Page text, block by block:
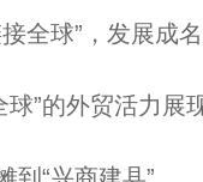
全球”，发展成
”的外贸活力展